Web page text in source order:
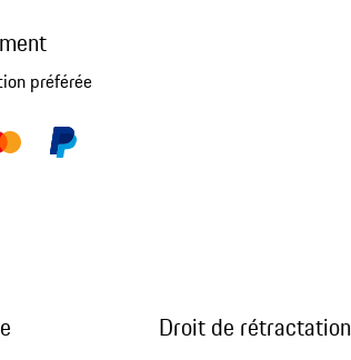
préférée
Droit de rétractation